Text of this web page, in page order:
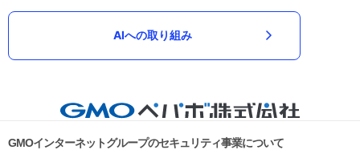
AIへの取り組み
GMOインターネットグループのセキュリティ事業について